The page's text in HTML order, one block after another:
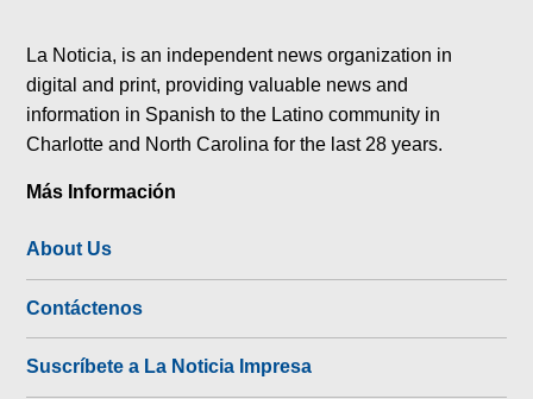
La Noticia, is an independent news organization in
digital and print, providing valuable news and
information in Spanish to the Latino community in
Charlotte and North Carolina for the last 28 years.
Más Información
About Us
Contáctenos
Suscríbete a La Noticia Impresa